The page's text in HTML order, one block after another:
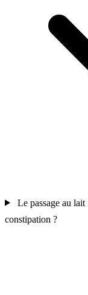
Le passage au
constipation ?